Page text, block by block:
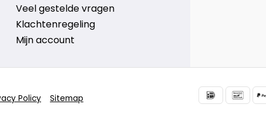
Veel gestelde vragen
Klachtenregeling
Mijn account
Policy
Sitemap